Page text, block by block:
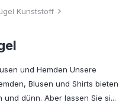
Kunststoff
und Hemden Unsere
Blusen und Shirts bieten
dünn. Aber lassen Sie si...